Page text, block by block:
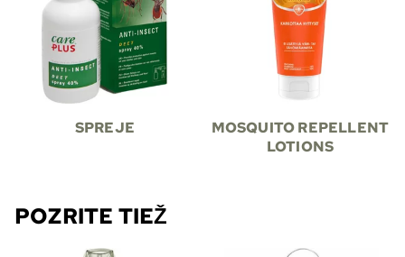
SPREJE
MOSQUITO REPELLENT
LOTIONS
POZRITE TIEŽ